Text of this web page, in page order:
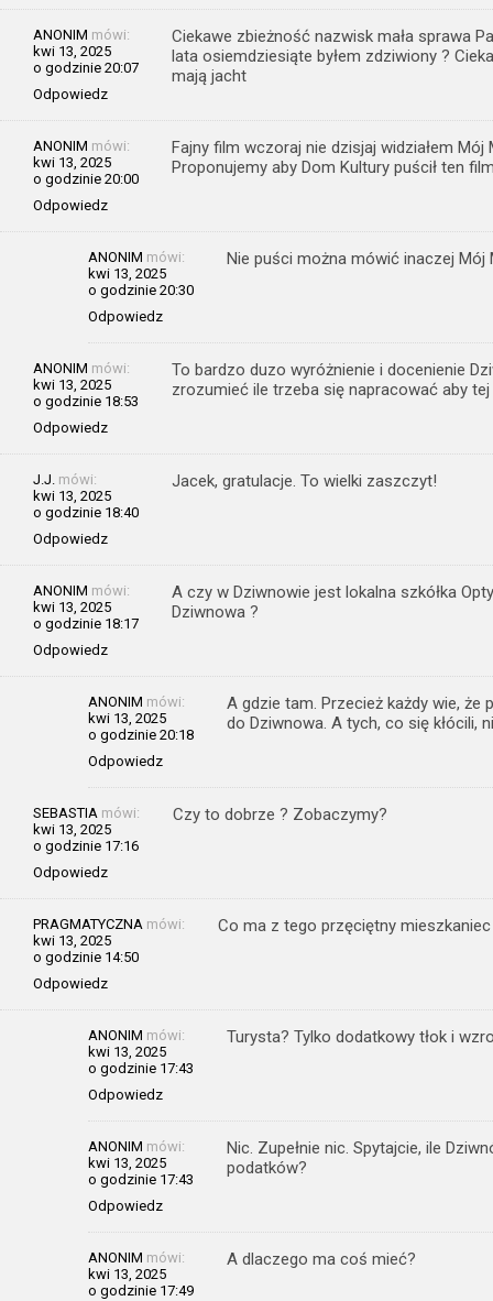
ANONIM mówi:
kwi 13, 2025
o godzinie 20:07
Odpowiedz
Ciekawe zbieżność nazwisk mała sprawa
lata osiemdziesiąte byłem zdziwiony ?
mają jacht
ANONIM mówi:
kwi 13, 2025
o godzinie 20:00
Odpowiedz
Fajny film wczoraj nie dzisjaj widziałem
Proponujemy aby Dom Kultury puścił ten
ANONIM mówi:
kwi 13, 2025
o godzinie 20:30
Odpowiedz
Nie puści można mówić inaczej
ANONIM mówi:
kwi 13, 2025
o godzinie 18:53
Odpowiedz
To bardzo duzo wyróżnienie i docenienie
zrozumieć ile trzeba się napracować aby
J.J. mówi:
kwi 13, 2025
o godzinie 18:40
Odpowiedz
Jacek, gratulacje. To wielki zaszczyt!
ANONIM mówi:
kwi 13, 2025
o godzinie 18:17
Odpowiedz
A czy w Dziwnowie jest lokalna szkółka
Dziwnowa ?
ANONIM mówi:
kwi 13, 2025
o godzinie 20:18
Odpowiedz
A gdzie tam. Przecież każdy wie,
do Dziwnowa. A tych, co się kłócili,
SEBASTIA mówi:
kwi 13, 2025
o godzinie 17:16
Odpowiedz
Czy to dobrze ? Zobaczymy?
PRAGMATYCZNA mówi:
kwi 13, 2025
o godzinie 14:50
Odpowiedz
Co ma z tego przęciętny
ANONIM mówi:
kwi 13, 2025
o godzinie 17:43
Odpowiedz
Turysta? Tylko dodatkowy tłok i
ANONIM mówi:
kwi 13, 2025
o godzinie 17:43
Odpowiedz
Nic. Zupełnie nic. Spytajcie, ile
podatków?
ANONIM mówi:
kwi 13, 2025
o godzinie 17:49
A dlaczego ma coś mieć?